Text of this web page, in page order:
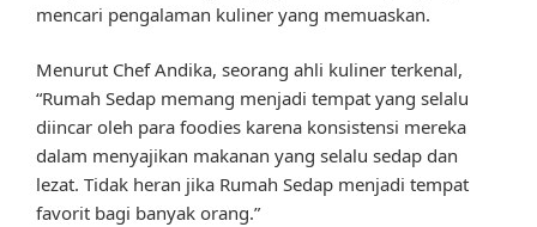
mencari pengalaman kuliner yang memuaskan.
Menurut Chef Andika, seorang ahli kuliner terkenal,
“Rumah Sedap memang menjadi tempat yang selalu
diincar oleh para foodies karena konsistensi mereka
dalam menyajikan makanan yang selalu sedap dan
lezat. Tidak heran jika Rumah Sedap menjadi tempat
favorit bagi banyak orang.”